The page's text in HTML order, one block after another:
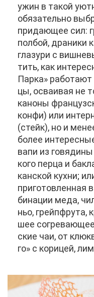
ужин в та­кой
обя­за­тель­но
при­да­ю­щее сил:
пол­бой, дра­ни­ки
гла­зу­ри с
тить, как
Пар­ка»
цы, осва­и­вая не
ка­но­ны
кон­фи) или
(стейк), но и
бо­лее
ва­пи из
ко­го пер­ца и
кан­ской кух­ни;
при­го­тов­лен­ная
би­на­ции ме­да,
ньо, грейп­фру­та,
шее
ские чаи, от
го» с ко­ри­цей,